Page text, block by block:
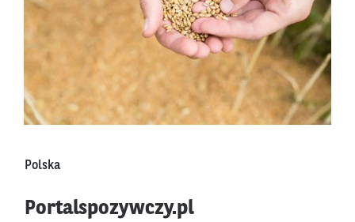
Polska
Portalspozywczy.pl